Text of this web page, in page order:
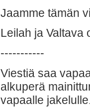
Jaamme tämän
Leilah ja Valtava
-----------
Viestiä saa
alkuperä
vapaalle